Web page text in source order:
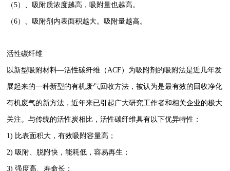
（5）、吸附质浓度越高，吸附量也越高。
（6）、吸附剂内表面积越大。吸附量越高。
活性碳纤维
以新型吸附材料—活性碳纤维（ACF）为吸附剂的吸附法是近几年发
展起来的一种新型的有机废气回收方法，被认为是最有效的回收净化
有机废气的新方法，近年来已引起广大研究工作者和相关企业的极大
关注。与传统的活性炭相比，活性碳纤维具有以下优异特性：
1) 比表面积大，有效吸附容量高；
2) 吸附、脱附快，能耗低，容易再生；
3) 强度高、寿命长；